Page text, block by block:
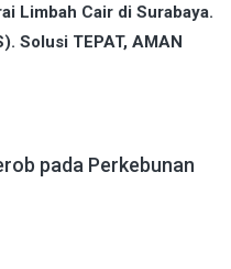
Limbah Cair di Surabaya.
Solusi TEPAT, AMAN
pada Perkebunan